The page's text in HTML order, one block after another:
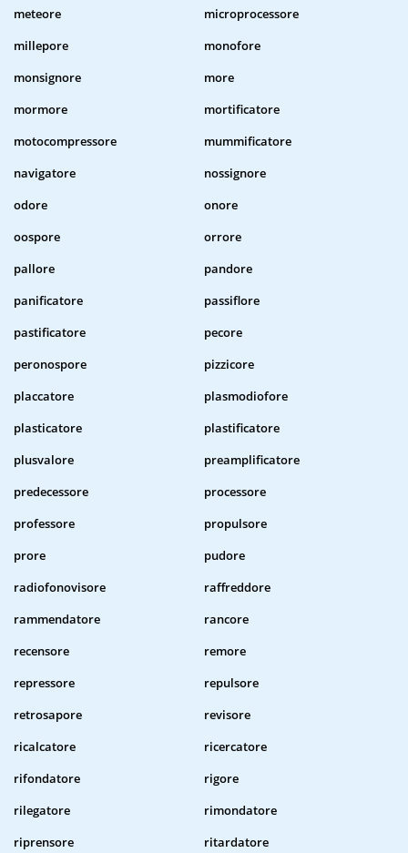
meteore
microprocessore
millepore
monofore
monsignore
more
mormore
mortificatore
motocompressore
mummificatore
navigatore
nossignore
odore
onore
oospore
orrore
pallore
pandore
panificatore
passiflore
pastificatore
pecore
peronospore
pizzicore
placcatore
plasmodiofore
plasticatore
plastificatore
plusvalore
preamplificatore
predecessore
processore
professore
propulsore
prore
pudore
radiofonovisore
raffreddore
rammendatore
rancore
recensore
remore
repressore
repulsore
retrosapore
revisore
ricalcatore
ricercatore
rifondatore
rigore
rilegatore
rimondatore
riprensore
ritardatore